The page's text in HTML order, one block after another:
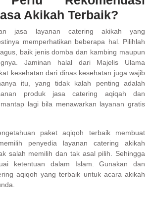
Akikah Terbaik?
jasa layanan catering akikah yang
memperhatikan beberapa hal. Pilihlah
baik jenis domba dan kambing maupun
Jaminan halal dari Majelis Ulama
kesehatan dari dinas kesehatan juga wajib
itu, yang tidak kalah penting adalah
produk jasa catering aqiqah dan
lagi bila menawarkan layanan gratis
paket aqiqoh terbaik membuat
penyedia layanan catering akikah
salah memilih dan tak asal pilih. Sehingga
ketentuan dalam Islam. Gunakan dan
aqiqoh yang terbaik untuk acara akikah